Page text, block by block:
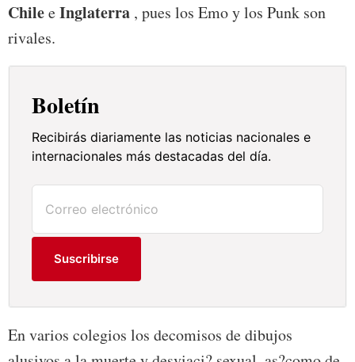
ChileeInglaterra , pues los Emo y los Punk son
rivales.
Boletín
Recibirás diariamente las noticias nacionales e
internacionales más destacadas del día.
Suscribirse
En varios colegios los decomisos de dibujos